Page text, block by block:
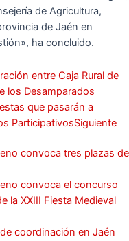
de Agricultura,
de Jaén en
ha concluido.
entre Caja Rural de
los Desamparados
que pasarán a
ParticipativosSiguiente
convoca tres plazas de
convoca el concurso
la XXIII Fiesta Medieval
coordinación en Jaén